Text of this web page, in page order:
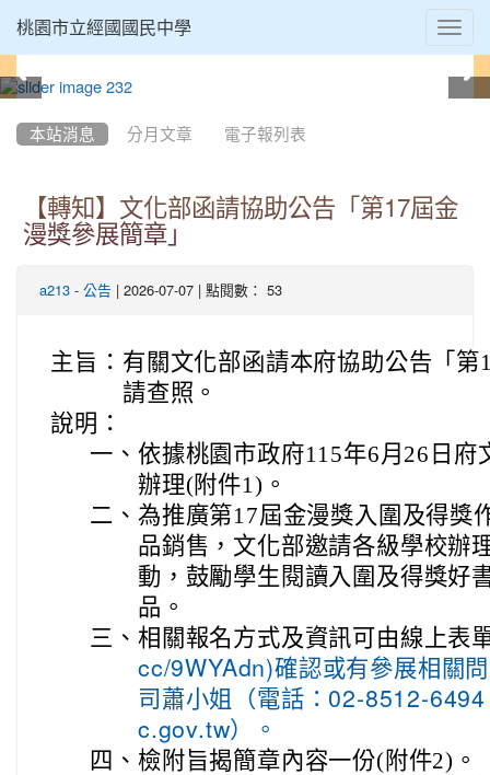
桃園市立經國國民中學
本站消息 分月文章 電子報列表
【轉知】文化部函請協助公告「第17屆金
漫獎參展簡章」
a213 - 公告 | 2026-07-07 | 點閱數： 53
主旨： 有關文化部函請本府協助公告「
請查照。
說明：
一、 依據桃園市政府115年6月26日府
辦理(附件1)。
二、 為推廣第17屆金漫獎入圍及得獎
品銷售，文化部邀請各級學校辦
動，鼓勵學生閱讀入圍及得獎好
品。
三、 相關報名方式及資訊可由線上表
cc/9WYAdn)確認或有參展相關
司蕭小姐（電話：02-8512-
c.gov.tw）。
四、 檢附旨揭簡章內容一份(附件2)。